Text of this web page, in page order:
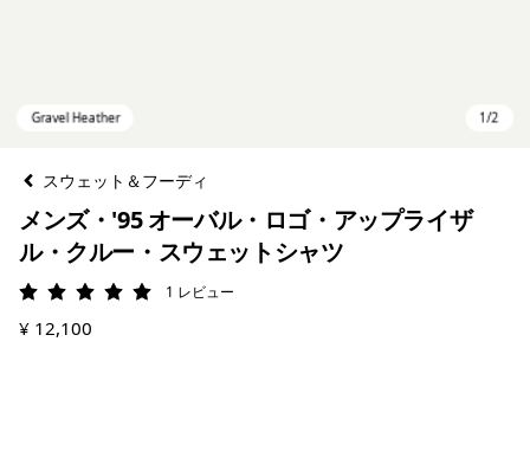
スウェット＆フーディ
メンズ・'95 オーバル・ロゴ・アップライザ
ル・クルー・スウェットシャツ
評価: 5 / 5 1 レビュー
¥ 12,100